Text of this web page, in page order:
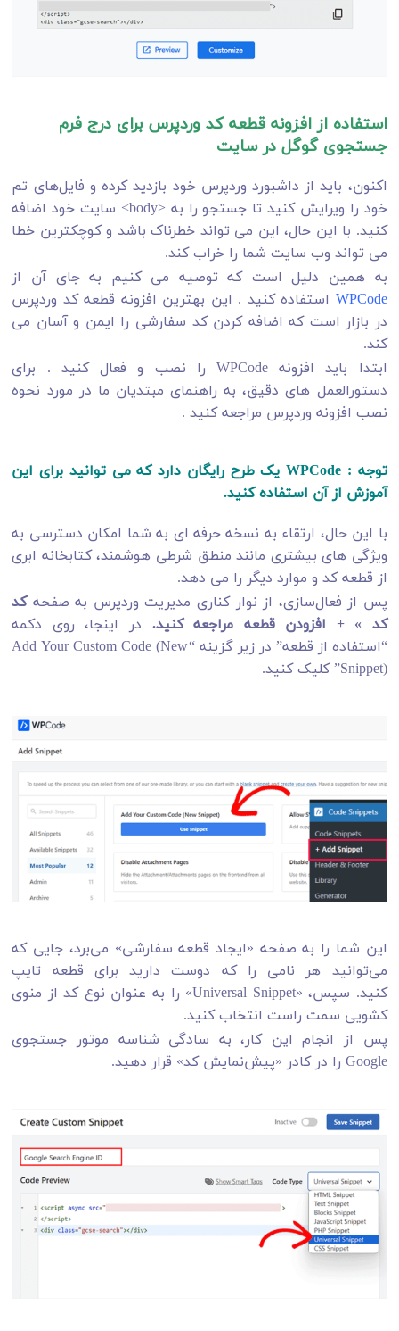
استفاده از افزونه قطعه کد وردپرس برای درج فرم
جستجوی گوگل در سایت
اکنون، باید از داشبورد وردپرس خود بازدید کرده و فایل‌های تم
خود را ویرایش کنید تا جستجو را به <body> سایت خود اضافه
کنید. با این حال، این می تواند خطرناک باشد و کوچکترین خطا
می تواند وب سایت شما را خراب کند.
به همین دلیل است که توصیه می کنیم به جای آن از
WPCode استفاده کنید . این بهترین افزونه قطعه کد وردپرس
در بازار است که اضافه کردن کد سفارشی را ایمن و آسان می
کند.
ابتدا باید افزونه WPCode را نصب و فعال کنید . برای
دستورالعمل های دقیق، به راهنمای مبتدیان ما در مورد نحوه
نصب افزونه وردپرس مراجعه کنید .
توجه
: WPCode یک طرح رایگان دارد که می توانید برای این
آموزش از آن استفاده کنید.
با این حال، ارتقاء به نسخه حرفه ای به شما امکان دسترسی به
ویژگی های بیشتری مانند منطق شرطی هوشمند، کتابخانه ابری
از قطعه کد و موارد دیگر را می دهد.
پس از فعال‌سازی، از نوار کناری مدیریت وردپرس به صفحهکد
کد » + افزودن قطعه مراجعه کنید. در اینجا، روی دکمه
“استفاده از قطعه” در زیر گزینه “Add Your Custom Code (New
Snippet)” کلیک کنید.
این شما را به صفحه «ایجاد قطعه سفارشی» می‌برد، جایی که
می‌توانید هر نامی را که دوست دارید برای قطعه تایپ
کنید. سپس، «Universal Snippet» را به عنوان نوع کد از منوی
کشویی سمت راست انتخاب کنید.
پس از انجام این کار، به سادگی شناسه موتور جستجوی
Google را در کادر «پیش‌نمایش کد» قرار دهید.